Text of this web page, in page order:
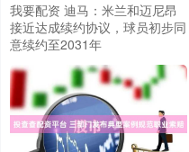
我要配资 迪马：米兰和迈尼昂
接近达成续约协议，球员初步同
意续约至2031年